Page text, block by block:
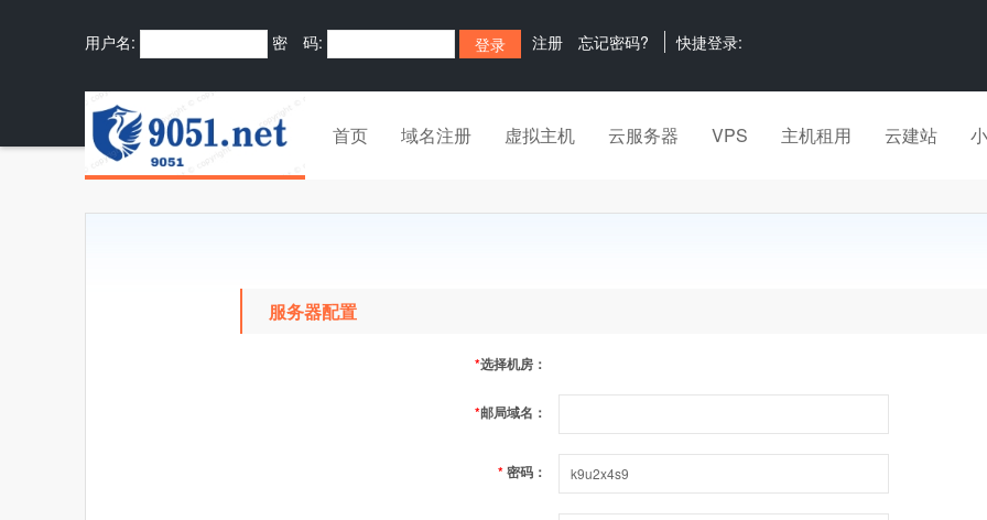
用户名: 密 码: 注册 忘记密码? 快捷登录:
首页 域名注册 虚拟主机 云服务器 VPS 主机租用 云建站
服务器配置
*选择机房：
*邮局域名：
*密码：